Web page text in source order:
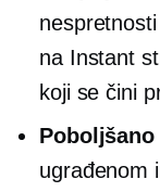
nespretnosti
na Instant
koji se čini
ugrađenom